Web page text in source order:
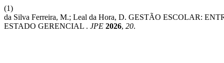
(1)
da Silva Ferreira, M.; Leal da Hora, D. GESTÃO ESCOLAR:
ESTADO GERENCIAL . JPE 2026, 20.